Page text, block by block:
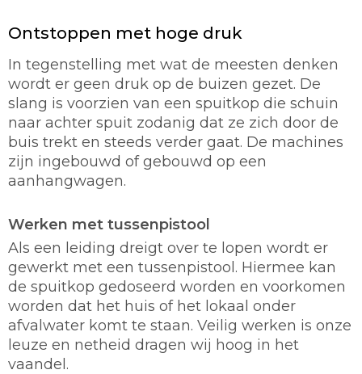
Ontstoppen met hoge druk
In tegenstelling met wat de meesten denken
wordt er geen druk op de buizen gezet. De
slang is voorzien van een spuitkop die schuin
naar achter spuit zodanig dat ze zich door de
buis trekt en steeds verder gaat. De machines
zijn ingebouwd of gebouwd op een
aanhangwagen.
Werken met tussenpistool
Als een leiding dreigt over te lopen wordt er
gewerkt met een tussenpistool. Hiermee kan
de spuitkop gedoseerd worden en voorkomen
worden dat het huis of het lokaal onder
afvalwater komt te staan. Veilig werken is onze
leuze en netheid dragen wij hoog in het
vaandel.